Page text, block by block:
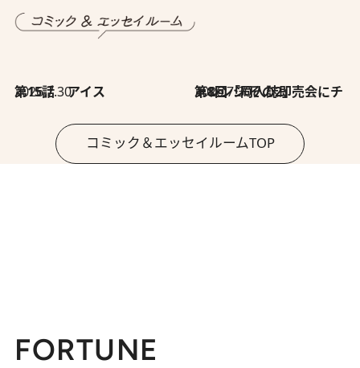
2026.7.30
第15話 アイス 2026.7.30
第8回「同人誌即売会にチャレンジ その2」
コミック＆エッセイルームTOP
FORTUNE